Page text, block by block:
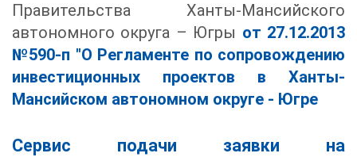
Правительства Ханты-Мансийского
автономного округа – Югры от 27.12.2013
№590-п "О Регламенте по сопровождению
инвестиционных проектов в Ханты-
Мансийском автономном округе - Югре
Сервис подачи заявки на